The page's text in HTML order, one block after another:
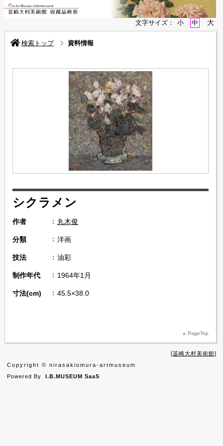
文字サイズ： 小 中 大
検索トップ 資料情報
シクラメン
作者 丸木俊
分類 洋画
技法 油彩
制作年代 1964年1月
寸法(cm) 45.5×38.0
PageTop
韮崎大村美術館
Copyright © nirasakiomura-artmuseum
Powered By
I.B.MUSEUM SaaS